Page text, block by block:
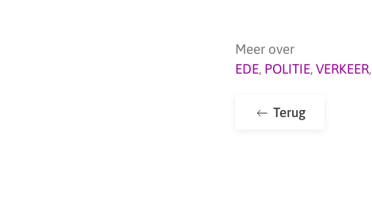
Meer over
EDE, POLITIE, VERKEER,
Terug